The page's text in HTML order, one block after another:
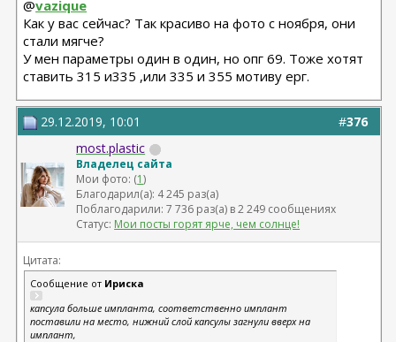
@vazique
Как у вас сейчас? Так красиво на фото с ноября, они
стали мягче?
У мен параметры один в один, но опг 69. Тоже хотят
ставить 315 и335 ,или 335 и 355 мотиву ерг.
#376
29.12.2019, 10:01
most.plastic
Владелец сайта
Мои фото: (1)
Благодарил(а): 4 245 раз(а)
Поблагодарили: 7 736 раз(а) в 2 249 сообщениях
Статус: Мои посты горят ярче, чем солнце!
Цитата:
Сообщение от Ириска
капсула больше импланта, соответственно имплант
поставили на место, нижний слой капсулы загнули вверх на
имплант,